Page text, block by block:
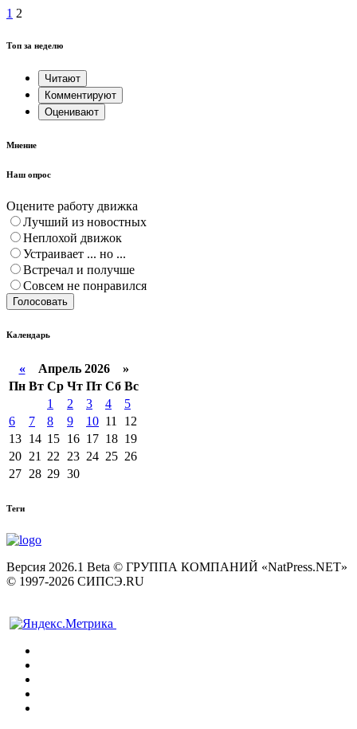
1 2
Топ за неделю
Читают
Комментируют
Оценивают
Мнение
Наш опрос
Оцените работу движка
Лучший из новостных
Неплохой движок
Устраивает ... но ...
Встречал и получше
Совсем не понравился
Голосовать
Календарь
«Апрель 2026 »
Пн Вт Ср Чт Пт Сб Вс
1
2 3 4
5
6
7 8 9 10 11
12
13 14 15 16 17 18 19
20 21 22 23 24 25 26
27 28 29 30
Теги
Версия 2026.1 Beta © ГРУППА КОМПАНИЙ «NatPress.NET»
© 1997-2026 СИПСЭ.RU